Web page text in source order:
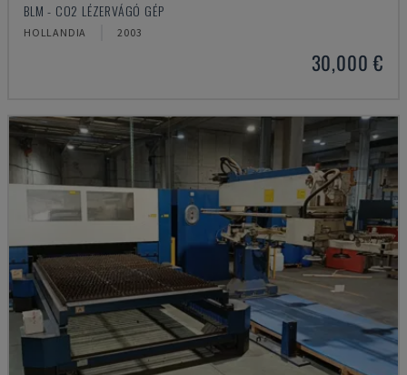
BLM - CO2 LÉZERVÁGÓ GÉP
HOLLANDIA 2003
30,000 €